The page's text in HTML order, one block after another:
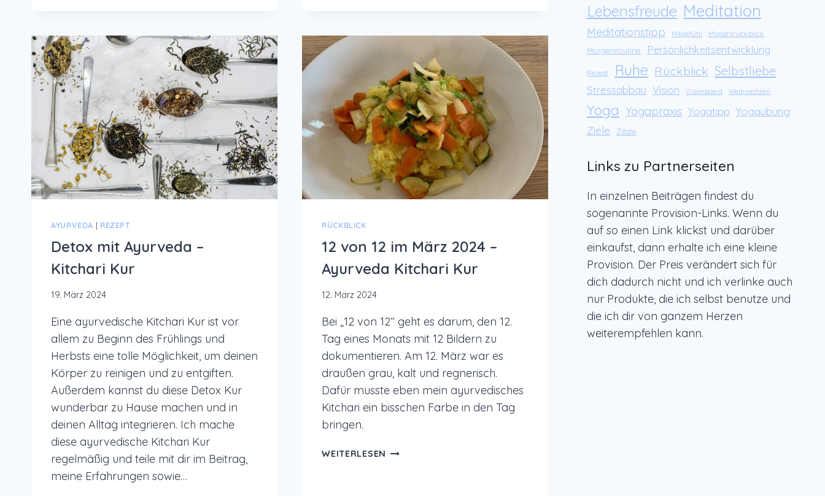
FÜR
INNERE
BALANCE
DIE
DOSHAS
IM
AYURVEDA
AYURVEDA | REZEPT
Detox mit Ayurveda –
Kitchari Kur
19. März 2024
Eine ayurvedische Kitchari Kur ist vor
allem zu Beginn des Frühlings und
Herbsts eine tolle Möglichkeit, um deinen
Körper zu reinigen und zu entgiften.
Außerdem kannst du diese Detox Kur
wunderbar zu Hause machen und in
deinen Alltag integrieren. Ich mache
diese ayurvedische Kitchari Kur
regelmäßig und teile mit dir im Beitrag,
meine Erfahrungen sowie…
RÜCKBLICK
12 von 12 im März 2024 –
Ayurveda Kitchari Kur
12. März 2024
Bei „12 von 12“ geht es darum, den 12.
Tag eines Monats mit 12 Bildern zu
dokumentieren. Am 12. März war es
draußen grau, kalt und regnerisch.
Dafür musste eben mein ayurvedisches
Kitchari ein bisschen Farbe in den Tag
bringen.
WEITERLESEN 12
Lebensfreude Meditation
Meditationstipp Mitgefühl Monatsrückblick
Morgenroutine Persönlichkeitsentwicklung
Rezept Ruhe Rückblick Selbstliebe
Stressabbau Vision Visionboard Weihnachten
Yoga Yogapraxis Yogatipp Yogaübung
Ziele
Zitate
Links zu Partnerseiten
In einzelnen Beiträgen findest du
sogenannte Provision-Links. Wenn du
auf so einen Link klickst und darüber
einkaufst, dann erhalte ich eine kleine
Provision. Der Preis verändert sich für
dich dadurch nicht und ich verlinke auch
nur Produkte, die ich selbst benutze und
die ich dir von ganzem Herzen
weiterempfehlen kann.